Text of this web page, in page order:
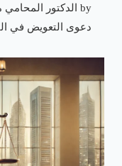
by الدكتور
دعوى التعويض في